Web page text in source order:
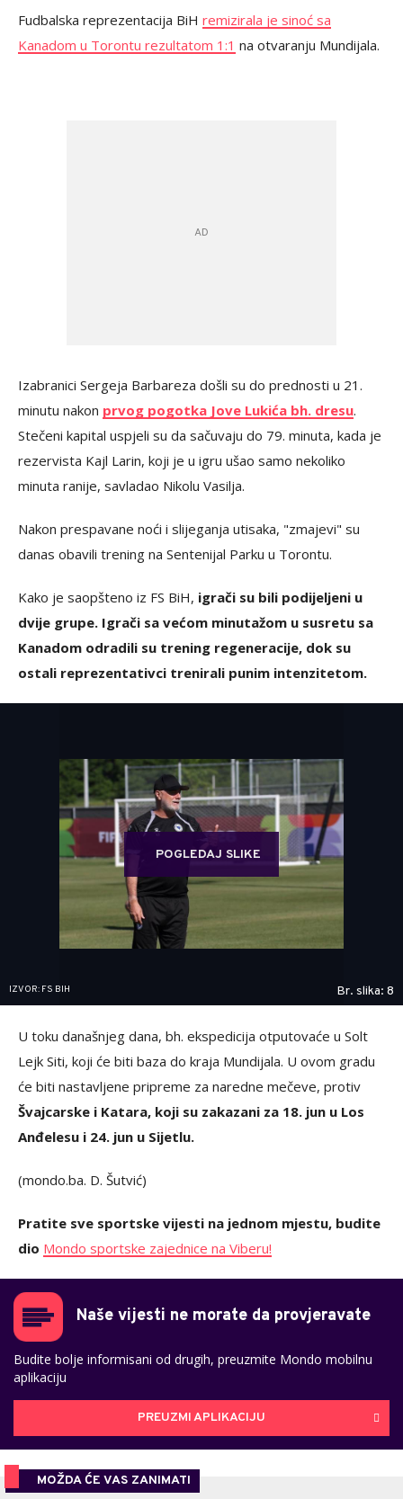
Fudbalska reprezentacija BiH remizirala je sinoć sa
Kanadom u Torontu rezultatom 1:1 na otvaranju Mundijala.
Izabranici Sergeja Barbareza došli su do prednosti u 21.
minutu nakon prvog pogotka Jove Lukića bh. dresu.
Stečeni kapital uspjeli su da sačuvaju do 79. minuta, kada je
rezervista Kajl Larin, koji je u igru ušao samo nekoliko
minuta ranije, savladao Nikolu Vasilja.
Nakon prespavane noći i slijeganja utisaka, "zmajevi" su
danas obavili trening na Sentenijal Parku u Torontu.
Kako je saopšteno iz FS BiH, igrači su bili podijeljeni u
dvije grupe. Igrači sa većom minutažom u susretu sa
Kanadom odradili su trening regeneracije, dok su
ostali reprezentativci trenirali punim intenzitetom.
POGLEDAJ SLIKE
IZVOR: FS BIH Br. slika: 8
U toku današnjeg dana, bh. ekspedicija otputovaće u Solt
Lejk Siti, koji će biti baza do kraja Mundijala. U ovom gradu
će biti nastavljene pripreme za naredne mečeve, protiv
Švajcarske i Katara, koji su zakazani za 18. jun u Los
Anđelesu i 24. jun u Sijetlu.
(mondo.ba. D. Šutvić)
Pratite sve sportske vijesti na jednom mjestu, budite
dio Mondo sportske zajednice na Viberu!
Naše vijesti ne morate da provjeravate
Budite bolje informisani od drugih, preuzmite Mondo mobilnu
aplikaciju
PREUZMI APLIKACIJU
MOŽDA ĆE VAS ZANIMATI